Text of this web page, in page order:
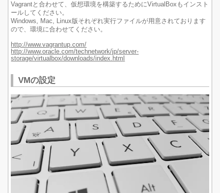
Vagrantと合わせて、仮想環境を構築するためにVirtualBoxもインスト
ールしてください。
Windows, Mac, Linux版それぞれ実行ファイルが用意されております
ので、環境に合わせてください。
http://www.vagrantup.com/
http://www.oracle.com/technetwork/jp/server-
storage/virtualbox/downloads/index.html
VMの設定